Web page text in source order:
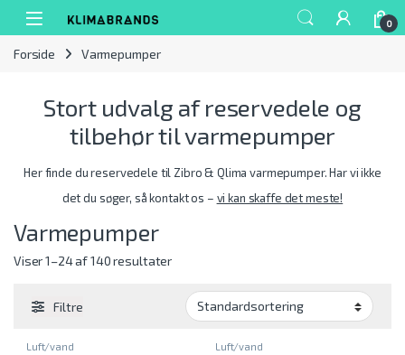
Spring til navigation
Gå til indhold
0
Forside Varmepumper
Stort udvalg af reservedele og
tilbehør til varmepumper
Her finde du reservedele til Zibro & Qlima varmepumper. Har vi ikke
det du søger, så kontakt os – vi kan skaffe det meste!
Varmepumper
Viser 1–24 af 140 resultater
Filtre
Luft/vand Luft/vand